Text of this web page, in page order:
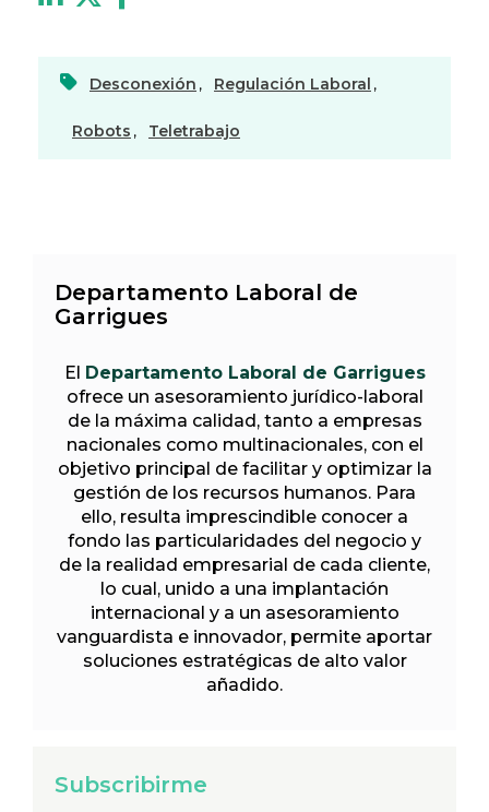
Desconexión , Regulación Laboral ,
Robots , Teletrabajo
Departamento Laboral de
Garrigues
El
Departamento Laboral de Garrigues
ofrece un asesoramiento jurídico-laboral
de la máxima calidad, tanto a empresas
nacionales como multinacionales, con el
objetivo principal de facilitar y optimizar la
gestión de los recursos humanos. Para
ello, resulta imprescindible conocer a
fondo las particularidades del negocio y
de la realidad empresarial de cada cliente,
lo cual, unido a una implantación
internacional y a un asesoramiento
vanguardista e innovador, permite aportar
soluciones estratégicas de alto valor
añadido.
Subscribirme